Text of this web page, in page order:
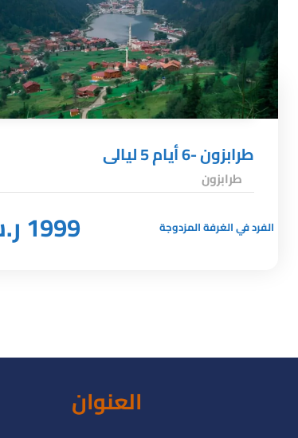
طرابزون -6 أيام 5 ليالى
طرابزون
الفرد في الغرفة المزدوجة 1999 ر.س
العنوان